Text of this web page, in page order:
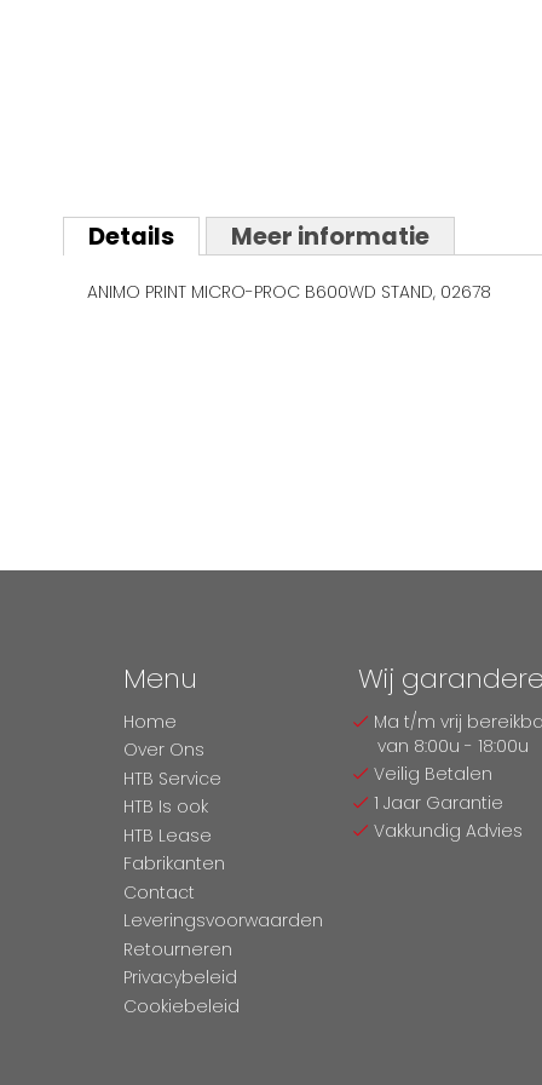
naar
het
van
Details
ANIMO PRINT MICRO-PROC B600WD STAND, 02678
Meer informatie
Menu
Home
Over Ons
HTB Service
HTB Is ook
HTB Lease
Fabrikanten
Contact
Leveringsvoorwaarden
Retourneren
Privacybeleid
Cookiebeleid
Wij
Ma t/m vrij
van 8:00u - 18:00u
Veilig Betalen
1 Jaar Garantie
Vakkundig Advies